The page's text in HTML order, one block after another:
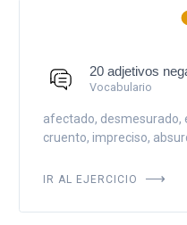
20 adjetivos
Vocabulario
afectado, desmesurado,
cruento, impreciso,
IR AL EJERCICIO